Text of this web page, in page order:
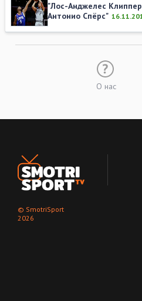
"Лос-Анджелес
Антонио Спёрс"
О нас
© SmotriSport
2026